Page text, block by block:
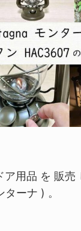
ア用品 を 販売
ーナ ) 。